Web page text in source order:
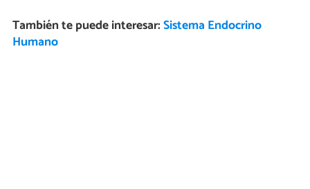
También te puede interesar:Sistema Endocrino
Humano